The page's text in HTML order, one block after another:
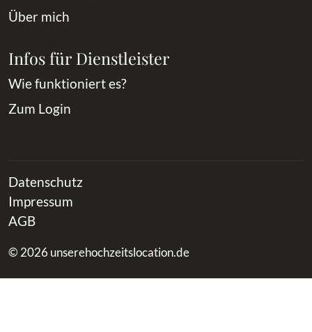
Über mich
Infos für Dienstleister
Wie funktioniert es?
Zum Login
Datenschutz
Impressum
AGB
© 2026 unserehochzeitslocation.de